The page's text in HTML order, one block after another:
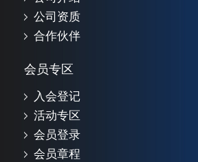
公司资质
合作伙伴
会员专区
入会登记
活动专区
会员登录
会员章程